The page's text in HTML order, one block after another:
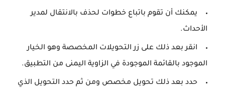
يمكنك أن تقوم باتباع خطوات لحذف بالانتقال لمدير
الأحداث.
انقر بعد ذلك على زر التحويلات المخصصة وهو الخيار
الموجود بالقائمة الموجودة في الزاوية اليمنى من التطبيق.
حدد بعد ذلك تحويل مخصص ومن ثم حدد التحويل الذي